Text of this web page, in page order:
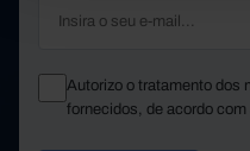
Autorizo o tratamento dos
fornecidos, de acordo com